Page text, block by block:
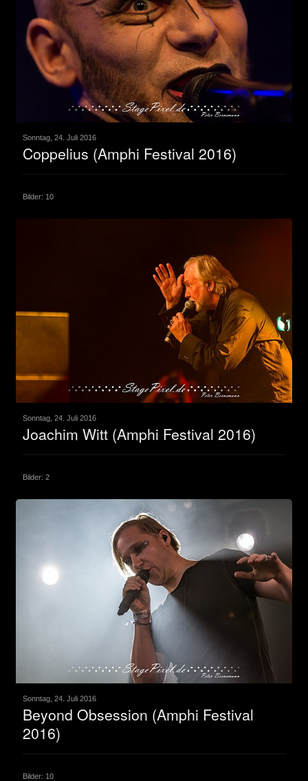
Sonntag, 24. Juli 2016
Coppelius (Amphi Festival 2016)
Bilder: 10
Sonntag, 24. Juli 2016
Joachim Witt (Amphi Festival 2016)
Bilder: 2
Sonntag, 24. Juli 2016
Beyond Obsession (Amphi Festival
2016)
Bilder: 10